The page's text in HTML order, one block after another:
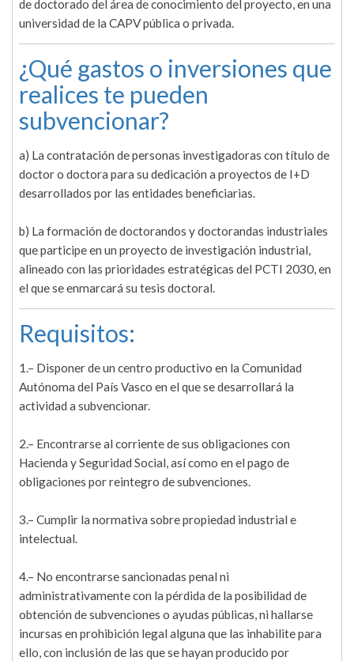
de doctorado del área de conocimiento del proyecto, en una
universidad de la CAPV pública o privada.
¿Qué gastos o inversiones que
realices te pueden
subvencionar?
a) La contratación de personas investigadoras con título de
doctor o doctora para su dedicación a proyectos de I+D
desarrollados por las entidades beneficiarias.
b) La formación de doctorandos y doctorandas industriales
que participe en un proyecto de investigación industrial,
alineado con las prioridades estratégicas del PCTI 2030, en
el que se enmarcará su tesis doctoral.
Requisitos:
1.– Disponer de un centro productivo en la Comunidad
Autónoma del País Vasco en el que se desarrollará la
actividad a subvencionar.
2.– Encontrarse al corriente de sus obligaciones con
Hacienda y Seguridad Social, así como en el pago de
obligaciones por reintegro de subvenciones.
3.– Cumplir la normativa sobre propiedad industrial e
intelectual.
4.– No encontrarse sancionadas penal ni
administrativamente con la pérdida de la posibilidad de
obtención de subvenciones o ayudas públicas, ni hallarse
incursas en prohibición legal alguna que las inhabilite para
ello, con inclusión de las que se hayan producido por